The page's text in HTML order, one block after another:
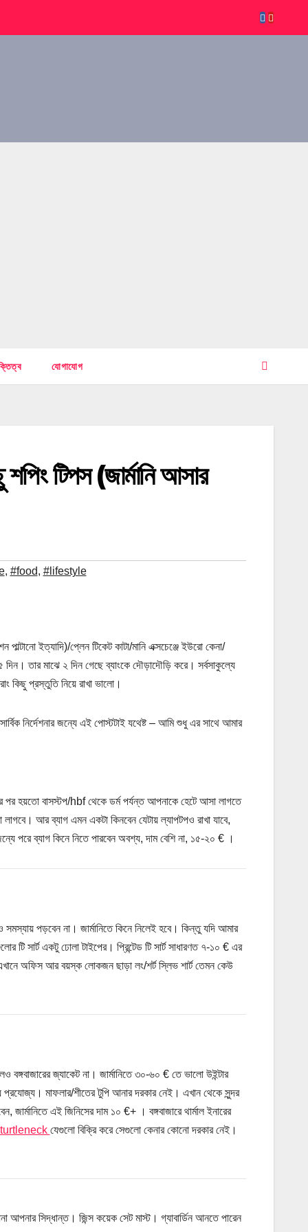
যোগাযোগ
শপিং টিপস (জার্মানি আসার
, #food, #lifestyle
ইত্যাদি)/প্লেন টিকেট কাটা/মানি এক্সচেঞ্জে ইউরো কেনা/
তার মাঝে ২ দিন গেছে ব্যাংকে দৌড়াদৌড়ি করে। সর্বসাকুল্যে
কিছু প্রস্তুতি নিয়ে রাখা ভালো।
নির্দেশনার জন্যে এই পোস্টটাই যথেষ্ট – আমি শুধু এর সাথে আমার
পর হয়তো বাসস্টপ/hbf থেকে ডর্ম পর্যন্ত আপনাকে হেটে আসা লাগতে
আর ব্যাগ এমন একটা কিনবেন যেটায় ল্যাপটপও রাখা যাবে,
পরে ব্যাগ কিনে নিতে পারবেন অবশ্য, দাম বেশি না, ১৫-২০ € ।
পড়বেন না। জার্মানিতে কিনে নিলেই হবে। কিন্তু যদি আমার
সার্ট একটু ঢোলা টাইপের। প্রিন্টেড টি সার্ট সাধারণত ৭-১০ € এর
অফিস আর বয়স্ক লোকজন ছাড়া লং/শর্ট স্লিভ শার্ট তেমন কেউ
জ্যাকেট না। জার্মানিতে ৩০-৬০ € তে ভালো উইন্টার
মাফলার/শীতের টুপি আনার দরকার নেই। এখান থেকে সুন্দর
এই জিনিসের দাম ১০ €+ । বঙ্গবাজারে থার্মাল ইনারের
turtleneck যেগুলো বিক্রি করে সেগুলো কেনার কোনো দরকার নেই।
আপনার সিদ্ধান্ত। জিন্স কয়েক সেট মাস্ট। গ্যাবার্ডিন আনতে পারেন